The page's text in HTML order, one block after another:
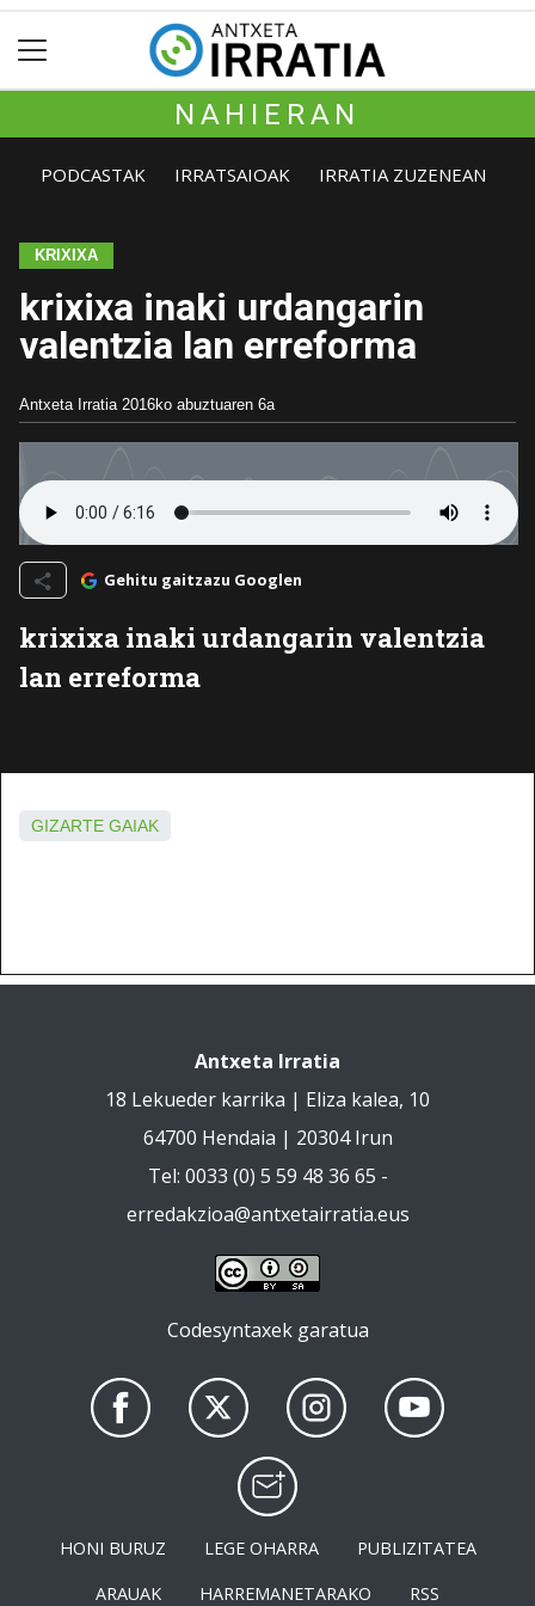
NAHIERAN
PODCASTAK IRRATSAIOAK IRRATIA ZUZENEAN
KRIXIXA
krixixa inaki urdangarin
valentzia lan erreforma
Antxeta Irratia 2016ko abuztuaren 6a
Gehitu gaitzazu Googlen
krixixa inaki urdangarin valentzia
lan erreforma
GIZARTE GAIAK
Antxeta Irratia
18 Lekueder karrika | Eliza kalea, 10
64700 Hendaia | 20304 Irun
Tel: 0033 (0) 5 59 48 36 65 -
erredakzioa@antxetairratia.eus
Codesyntaxek garatua
HONI BURUZ LEGE OHARRA
PUBLIZITATEA
ARAUAK
HARREMANETARAKO RSS